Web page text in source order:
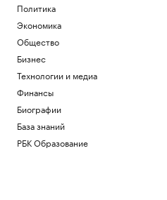
Политика
Экономика
Общество
Бизнес
Технологии и медиа
Финансы
Биографии
База знаний
РБК Образование